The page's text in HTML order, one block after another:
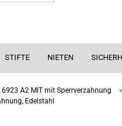
STIFTE NIETEN
A2 MIT mit Sperrverzahnung »
Edelstahl